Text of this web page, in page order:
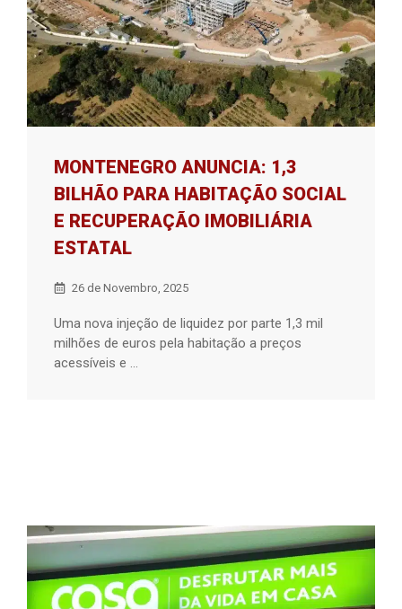
MONTENEGRO ANUNCIA: 1,3
BILHÃO PARA HABITAÇÃO SOCIAL
E RECUPERAÇÃO IMOBILIÁRIA
ESTATAL
26 de Novembro, 2025
Uma nova injeção de liquidez por parte 1,3 mil
milhões de euros pela habitação a preços
acessíveis e ...